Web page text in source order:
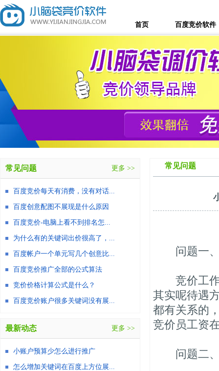
首页 百度竞价软件
常见问题
问题一、
竞价工作
其实呢待遇
都有关系的
竞价员工资
问题二、
常见问题 更多 >>
百度竞价每天有消费，没有对话...
百度创意配图不展现是什么原因
百度竞价-电脑上看不到排名怎...
为什么有的关键词出价很高了，...
百度帐户一个单元写几个创意比...
百度竞价推广全部的公式算法
竞价价格计算公式是什么？
百度竞价账户很多关键词没有展...
最新动态 更多 >>
小账户预算少怎么进行推广
怎么增加关键词在百度上方位展...